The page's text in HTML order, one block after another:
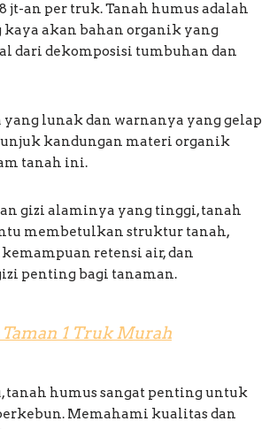
jt-an per truk. Tanah humus adalah
kaya akan bahan organik yang
dari dekomposisi tumbuhan dan
lunak dan warnanya yang gelap
kandungan materi organik
tanah ini.
gizi alaminya yang tinggi, tanah
membetulkan struktur tanah,
retensi air, dan
penting bagi tanaman.
Taman 1 Truk Murah
tanah humus sangat penting untuk
Memahami kualitas dan